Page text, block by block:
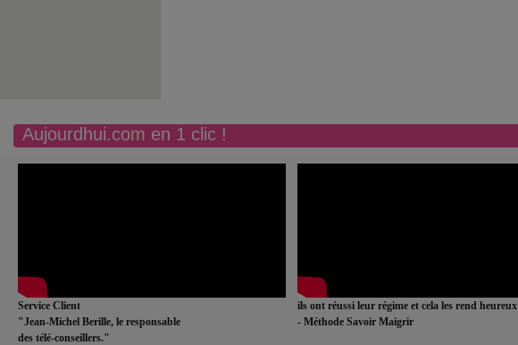
Aujourdhui.com en 1 clic !
Service Client
"Jean-Michel Berille, le responsable
des télé-conseillers."
ils ont réussi leur régime et cela les rend heureux
- Méthode Savoir Maigrir